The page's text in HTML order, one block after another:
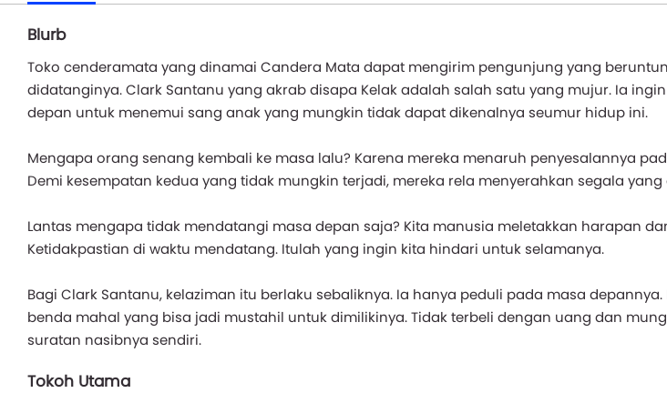
Blurb
Toko cenderamata yang dinamai Candera Mata dapat mengirim pengunjung yang
didatanginya. Clark Santanu yang akrab disapa Kelak adalah salah satu yang mujur. Ia
depan untuk menemui sang anak yang mungkin tidak dapat dikenalnya seumur hidup ini.
Mengapa orang senang kembali ke masa lalu? Karena mereka menaruh penyesalannya
Demi kesempatan kedua yang tidak mungkin terjadi, mereka rela menyerahkan segala yang
Lantas mengapa tidak mendatangi masa depan saja? Kita manusia meletakkan harapan
Ketidakpastian di waktu mendatang. Itulah yang ingin kita hindari untuk selamanya.
Bagi Clark Santanu, kelaziman itu berlaku sebaliknya. Ia hanya peduli pada masa
benda mahal yang bisa jadi mustahil untuk dimilikinya. Tidak terbeli dengan uang dan
suratan nasibnya sendiri.
Tokoh Utama